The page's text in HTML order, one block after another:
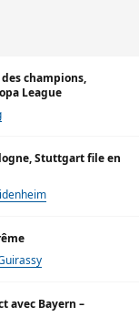
champions,
League
Stuttgart file en
avec Bayern –